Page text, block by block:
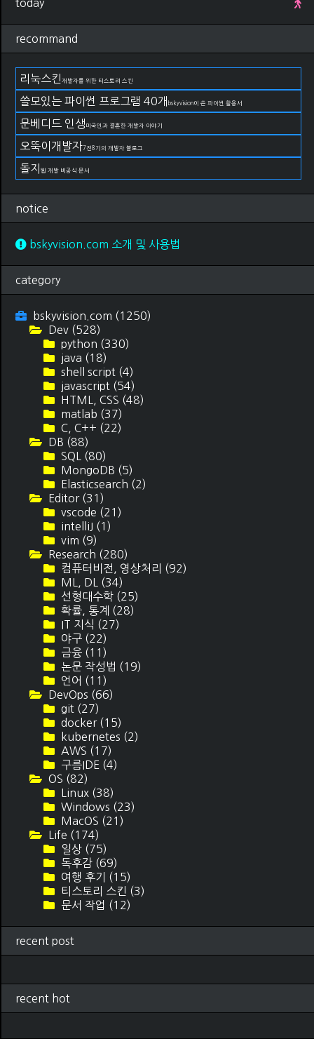
today
recommand
리눅스킨 개발자를 위한 티스토리 스킨
쓸모있는 파이썬 프로그램 40개 bskyvision이 쓴 파이썬 활용서
문베디드 인생 미국인과 결혼한 개발자 이야기
오뚝이개발자7전8기의 개발자 블로그
돌지 웹 개발 비공식 문서
notice
bskyvision.com 소개 및 사용법
category
bskyvision.com (1250)
Dev (528)
python (330)
java (18)
shell script (4)
javascript (54)
HTML, CSS (48)
matlab (37)
C, C++ (22)
DB (88)
SQL (80)
MongoDB (5)
Elasticsearch (2)
Editor (31)
vscode (21)
intelliJ (1)
vim (9)
Research (280)
컴퓨터비전, 영상처리 (92)
ML, DL (34)
선형대수학 (25)
확률, 통계 (28)
IT 지식 (27)
야구 (22)
금융 (11)
논문 작성법 (19)
언어 (11)
DevOps (66)
git (27)
docker (15)
kubernetes (2)
AWS (17)
구름IDE (4)
OS (82)
Linux (38)
Windows (23)
MacOS (21)
Life (174)
일상 (75)
독후감 (69)
여행 후기 (15)
티스토리 스킨 (3)
문서 작업 (12)
recent post
recent hot